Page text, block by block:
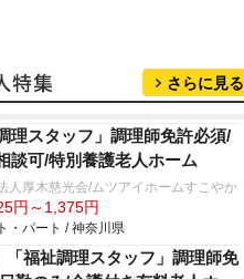
さらに見る
理スタッフ」調理師免許必須/
談可/特別養護老人ホーム
人厚木慈光会/ムツアイホームすこやか
円～1,375円
・パート / 神奈川県
「福祉調理スタッフ」調理師免